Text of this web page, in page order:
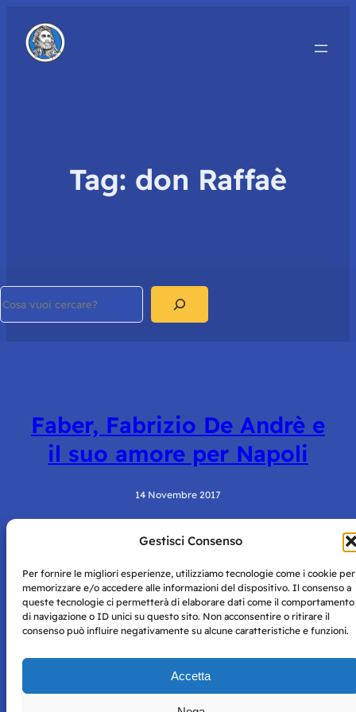
Gestisci Consenso
Per fornire le migliori esperienze, utilizziamo tecnologie come i cookie per
memorizzare e/o accedere alle informazioni del dispositivo. Il consenso a
queste tecnologie ci permetterà di elaborare dati come il comportamento
di navigazione o ID unici su questo sito. Non acconsentire o ritirare il
consenso può influire negativamente su alcune caratteristiche e funzioni.
Accetta
Tag: don Raffaè
Faber, Fabrizio De Andrè e
il suo amore per Napoli
14 Novembre 2017
Napoli con autorizzazione numero 38 del 25/9/2019.
Tutte le immagini e i contenuti su questo sito sono forniti